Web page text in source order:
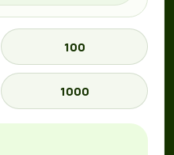
100
1000